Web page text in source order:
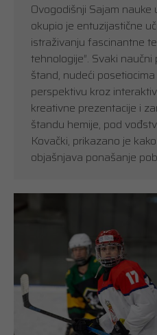
Ovogodišnji Sajam
okupio je entuzijastične
istraživanju fascinantne
tehnologije”. Svaki
štand, nudeći
perspektivu kroz
kreativne prezentacije i
štandu hemije, pod
Kovački, prikazano je
objašnjava ponašanje